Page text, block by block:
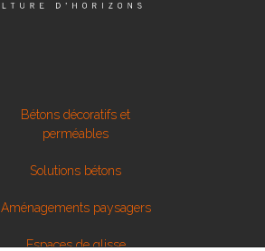
Bétons décoratifs et
perméables
Solutions bétons
Aménagements paysagers
Espaces de glisse